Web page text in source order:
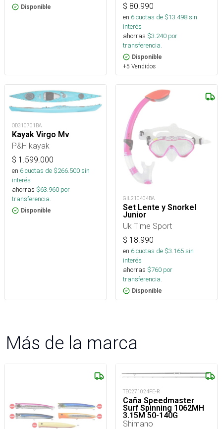
Disponible $ 80.990
en 6cuotas de $13.498sin
interés
ahorras $3.240 por
transferencia.
Disponible
+5 Vendidos
OD310701BA
Kayak Virgo Mv
P&H kayak
$ 1.599.000
en 6cuotas de $266.500sin
interés
ahorras $63.960 por
transferencia.
Disponible
GIL210404BA
Set Lente y Snorkel
Junior
Uk Time Sport
$ 18.990
en 6cuotas de $3.165sin
interés
ahorras $760 por
transferencia.
Disponible
Más de la marca
TEC271024FE-R
Caña Speedmaster
Surf Spinning 1062MH
3,15M 50-140G
Shimano